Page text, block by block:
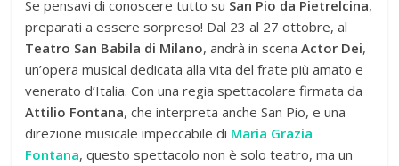
Se pensavi di conoscere tutto su San Pio da Pietrelcina,
preparati a essere sorpreso! Dal 23 al 27 ottobre, al
Teatro San Babila di Milano, andrà in scenaActor Dei,
un’opera musical dedicata alla vita del frate più amato e
venerato d’Italia. Con una regia spettacolare firmata da
Attilio Fontana, che interpreta anche San Pio, e una
direzione musicale impeccabile di Maria Grazia
Fontana, questo spettacolo non è solo teatro, ma un